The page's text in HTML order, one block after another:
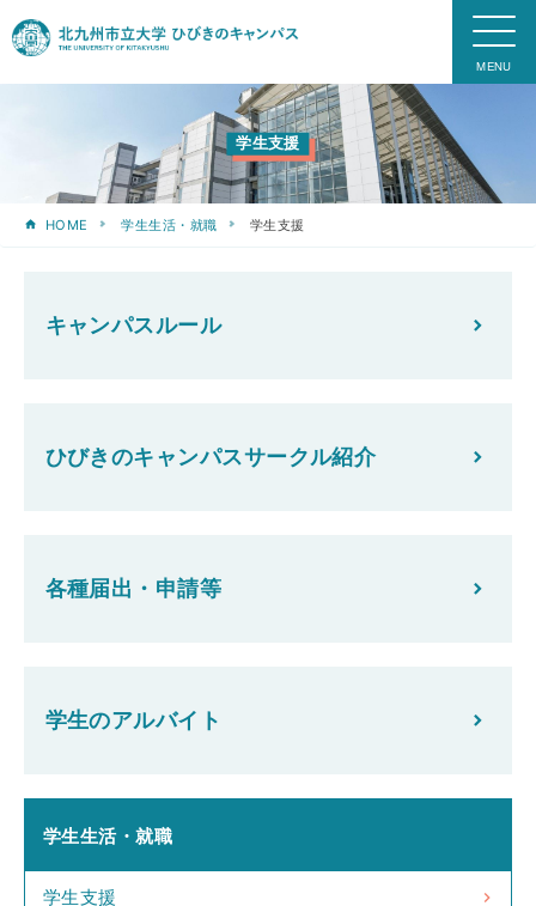
学生支援
HOME 学生生活・就職 学生支援
キャンパスルール
ひびきのキャンパスサークル紹介
各種届出・申請等
学生のアルバイト
学生生活・就職
学生支援